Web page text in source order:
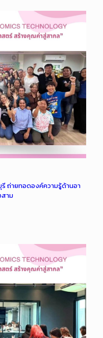
รี ถ่ายทอดองค์ความรู้ด้านอา
สาม